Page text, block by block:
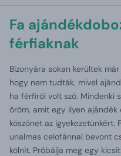
Fa
férfiaknak
Bizonyára sokan kerültek
hogy nem tudták, mivel
ha férfiról volt szó. Mindenki
öröm, amit egy ilyen ajándék
köszönet az igyekezetünkért.
unalmas celofánnal bevont
kölnit. Próbálja meg egy